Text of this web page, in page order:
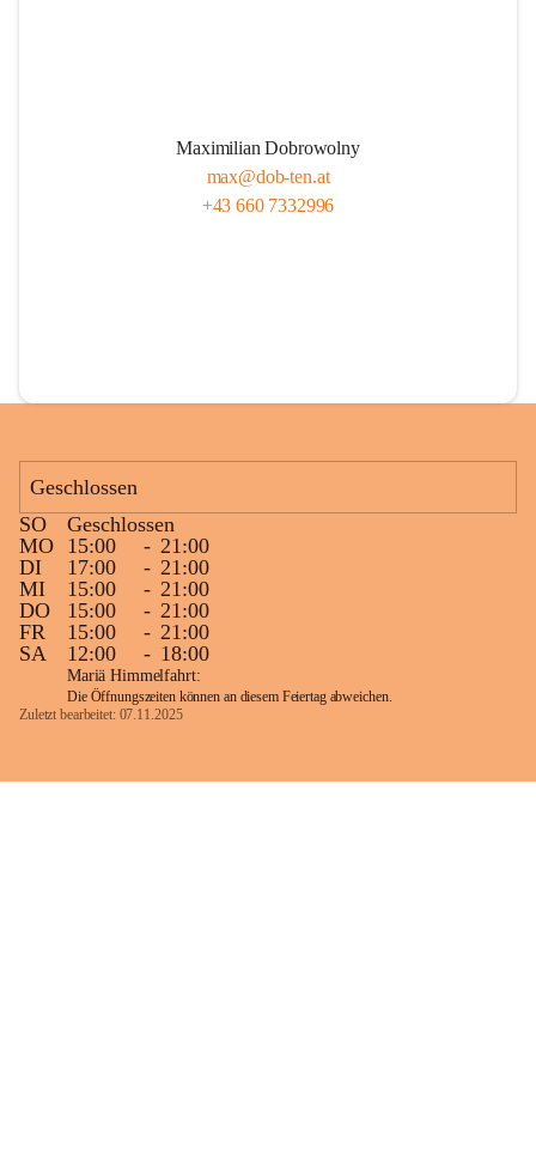
Maximilian Dobrowolny
max@dob-ten.at
+43 660 7332996
Geschlossen
SO
Geschlossen
MO 15:00 - 21:00
DI
17:00 - 21:00
MI
15:00 - 21:00
DO
15:00 - 21:00
FR
15:00 - 21:00
SA
12:00 - 18:00
Mariä Himmelfahrt:
Die Öffnungszeiten können an diesem Feiertag abweichen.
Zuletzt bearbeitet: 07.11.2025